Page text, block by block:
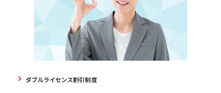
ダブルライセンス割引制度